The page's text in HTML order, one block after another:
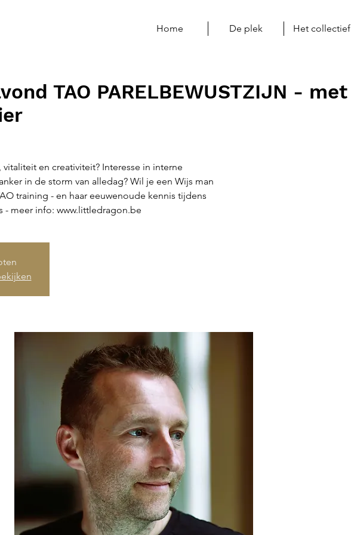
Home De plek Het collectief
TAO PARELBEWUSTZIJN - met
en creativiteit? Interesse in interne
in de storm van alledag? Wil je een Wijs man
training - en haar eeuwenoude kennis tijdens
- meer info: www.littledragon.be